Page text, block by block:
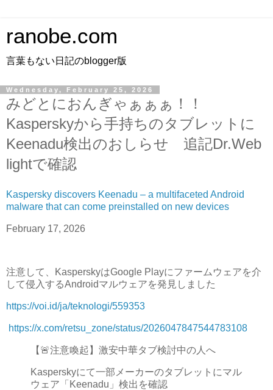
ranobe.com
言葉もない日記のblogger版
Wednesday, February 25, 2026
みどとにおんぎゃぁぁぁ！！
Kasperskyから手持ちのタブレットに
Keenadu検出のおしらせ 追記Dr.Web
lightで確認
Kaspersky discovers Keenadu – a multifaceted Android
malware that can come preinstalled on new devices
February 17, 2026
注意して、KasperskyはGoogle Playにファームウェアを介
して侵入するAndroidマルウェアを発見しました
https://voi.id/ja/teknologi/559353
https://x.com/retsu_zone/status/2026047847544783108
【🚨注意喚起】激安中華タブ検討中の人へ
Kasperskyにて一部メーカーのタブレットにマル
ウェア「Keenadu」検出を確認